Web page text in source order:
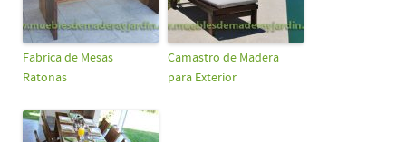
Fabrica de Mesas
Ratonas
Camastro de Madera
para Exterior